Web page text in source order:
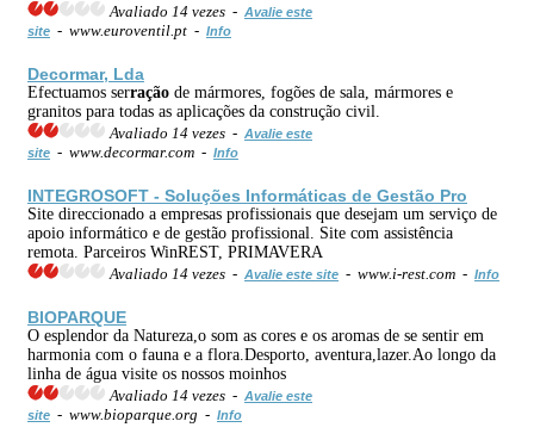
Avaliado 14 vezes - Avalie este
site - www.euroventil.pt - Info
Decormar, Lda
Efectuamos serração de mármores, fogões de sala, mármores e
granitos para todas as aplicações da construção civil.
Avaliado 14 vezes - Avalie este
site - www.decormar.com - Info
INTEGROSOFT - Soluções Informáticas de Gestão Pro
Site direccionado a empresas profissionais que desejam um serviço de
apoio informático e de gestão profissional. Site com assistência
remota. Parceiros WinREST, PRIMAVERA
Avaliado 14 vezes - Avalie este site - www.i-rest.com - Info
BIOPARQUE
O esplendor da Natureza,o som as cores e os aromas de se sentir em
harmonia com o fauna e a flora.Desporto, aventura,lazer.Ao longo da
linha de água visite os nossos moinhos
Avaliado 14 vezes - Avalie este
site - www.bioparque.org - Info